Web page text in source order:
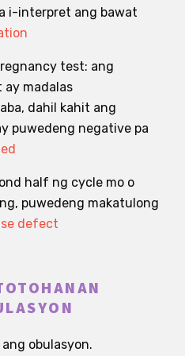
i-interpret ang bawat
test: ang
ay madalas
dahil kahit ang
puwedeng negative pa
half ng cycle mo o
puwedeng makatulong
defect
obulasyon.